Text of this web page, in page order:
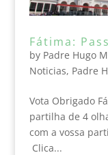
Fátima:
by Padre Hugo
Noticias, Padre
Vota Obrigado
partilha de 4
com a vossa
Clica...